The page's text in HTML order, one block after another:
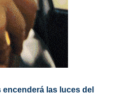
las luces del